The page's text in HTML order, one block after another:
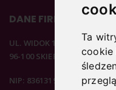
Ta
cookie
DANE FIRMOWE
UL. WIDOK 15B
96-100 SKIERNIEWICE
NIP: 8361319313